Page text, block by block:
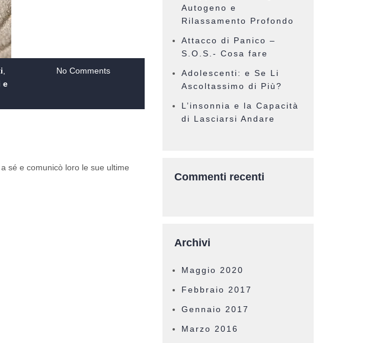
e
No Comments
?
sé e comunicò loro le sue ultime
Autogeno e
Rilassamento Profondo
Attacco di Panico –
S.O.S.- Cosa fare
Adolescenti: e Se Li
Ascoltassimo di Più?
L’insonnia e la Capacità
di Lasciarsi Andare
Commenti recenti
Archivi
Maggio 2020
Febbraio 2017
Gennaio 2017
Marzo 2016